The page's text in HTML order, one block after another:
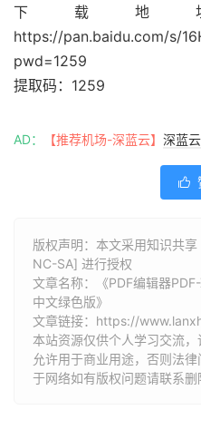
下载地
https://pan.baidu.com/s/
pwd=1259
提取码：1259
AD： 【推荐机场-深蓝云】 深蓝

版权声明：本文采用知识共
NC-SA] 进行授权
文章名称：《PDF编辑器
中文绿色版》
文章链接： https://
本站资源仅供个人学习交流
允许用于商业用途，否则法
于网络如有版权问题请联系